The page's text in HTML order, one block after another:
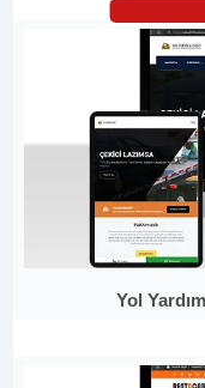
Yol